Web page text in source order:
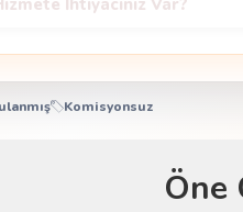
Komisyonsuz
Öne